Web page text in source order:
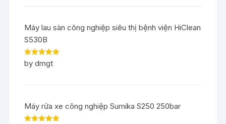
Máy lau sàn công nghiệp siêu thị bệnh viện HiClean
S530B
Rated5out
of 5
by dmgt
Máy rửa xe công nghiệp Sumika S250 250bar